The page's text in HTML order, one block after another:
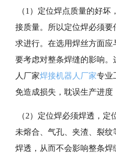
（1）定位焊点质量的好坏
接质量。所以定位焊必须
求进行。在选用焊丝方面
要考虑对整条焊缝的影响
人厂家焊接机器人厂家专业
免造成损失，耽误生产进度
（2）定位焊必须焊透，定
未熔合、气孔、夹渣、裂
焊透，从而不会影响整条焊